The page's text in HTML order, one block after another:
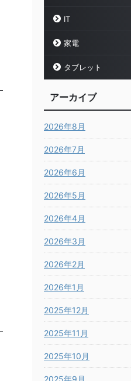
IT
家電
タブレット
アーカイブ
2026年8月
2026年7月
2026年6月
2026年5月
2026年4月
2026年3月
2026年2月
2026年1月
2025年12月
2025年11月
2025年10月
2025年9月